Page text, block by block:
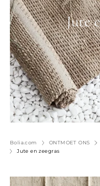
Jute
Bolia.com ONTMOET ONS
Jute en zeegras